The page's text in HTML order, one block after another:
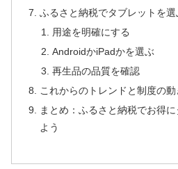
ふるさと納税でタブレットを
用途を明確にする
AndroidかiPadかを選ぶ
再生品の品質を確認
これからのトレンドと制度の動
まとめ：ふるさと納税でお得
よう